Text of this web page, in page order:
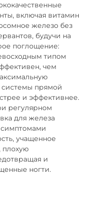
включая витамин
железо без
будучи на
поглощение:
типом
чем
прямой
и эффективнее.
регулярном
для железа
симптомами
учащенное
плохую
и
ногти.